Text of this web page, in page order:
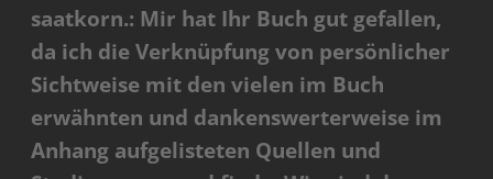
saatkorn.: Mir hat Ihr Buch gut gefallen,
da ich die Verknüpfung von persönlicher
Sichtweise mit den vielen im Buch
erwähnten und dankenswerterweise im
Anhang aufgelisteten Quellen und